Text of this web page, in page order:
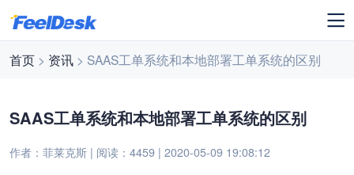
首页 > 资讯 > SAAS工单系统和本地部署工单系统的区别
SAAS工单系统和本地部署工单系统的区别
作者：菲莱克斯 | 阅读：4459 | 2020-05-09 19:08:12